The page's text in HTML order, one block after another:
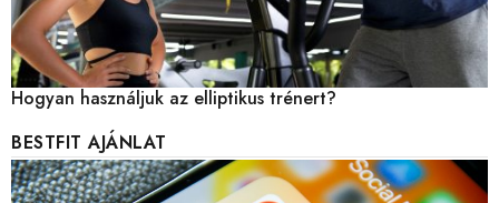
Hogyan használjuk az elliptikus trénert?
BESTFIT AJÁNLAT